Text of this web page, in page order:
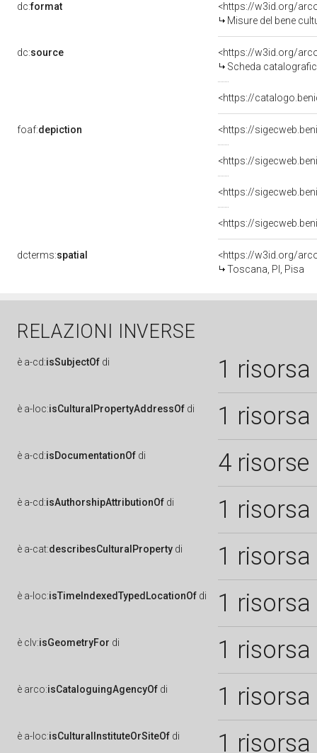
dc:format
<https://w3id.org/
Misure del bene
dc:source
<https://w3id.org/
Scheda
<https://
foaf:depiction
dcterms:spatial
<https://w3id.org/
Toscana, PI, Pisa
RELAZIONI INVERSE
è a-cd:isSubjectOf di 1 risorsa
è a-loc:isCulturalPropertyAddressOf di 1 risorsa
è a-cd:isDocumentationOf di 4 risorse
è a-cd:isAuthorshipAttributionOf di 1 risorsa
è a-cat:describesCulturalProperty di 1 risorsa
è a-loc:isTimeIndexedTypedLocationOf di 1 risorsa
è clv:isGeometryFor di 1 risorsa
è arco:isCataloguingAgencyOf di 1 risorsa
è a-loc:isCulturalInstituteOrSiteOf di 1 risorsa